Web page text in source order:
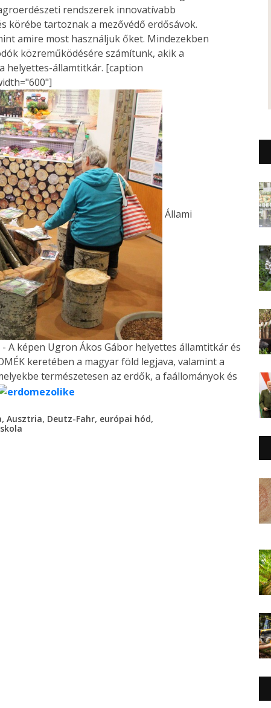
rendszerek innovatívabb
körébe tartoznak a mezővédő erdősávok.
amire most használjuk őket. Mindezekben
közreműködésére számítunk, akik a
helyettes-államtitkár. [caption
Állami
A képen Ugron Ákos Gábor helyettes államtitkár és
keretében a magyar föld legjava, valamint a
természetesen az erdők, a faállományok és
, Ausztria, Deutz-Fahr, európai hód,